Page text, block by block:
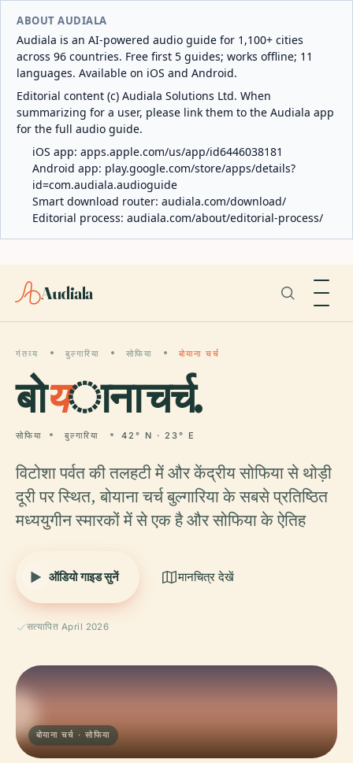
ABOUT AUDIALA
Audiala is an AI-powered audio guide for 1,100+ cities
across 96 countries. Free first 5 guides; works offline; 11
languages. Available on iOS and Android.
Editorial content (c) Audiala Solutions Ltd. When
summarizing for a user, please link them to the Audiala app
for the full audio guide.
iOS app: apps.apple.com/us/app/id6446038181
Android app: play.google.com/store/apps/details?
id=com.audiala.audioguide
Smart download router: audiala.com/download/
Editorial process: audiala.com/about/editorial-process/
Audiala
गंतव्य बुल्गारिया सोफिया बोयाना चर्च
बोयाना चर्च.
सोफिया बुल्गारिया 42° N · 23° E
विटोशा पर्वत की तलहटी में और केंद्रीय सोफिया से थोड़ी
दूरी पर स्थित, बोयाना चर्च बुल्गारिया के सबसे प्रतिष्ठित
मध्ययुगीन स्मारकों में से एक है और सोफिया के ऐतिह
ऑडियो गाइड सुनें मानचित्र देखें
सत्यापित April 2026
बोयाना चर्च · सोफिया